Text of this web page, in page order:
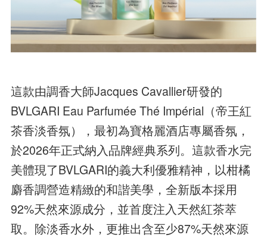
這款由調香大師Jacques Cavallier研發的
BVLGARI Eau Parfumée Thé Impérial（帝王紅
茶香淡香氛），最初為寶格麗酒店專屬香氛，
於2026年正式納入品牌經典系列。這款香水完
美體現了BVLGARI的義大利優雅精神，以柑橘
麝香調營造精緻的和諧美學，全新版本採用
92%天然來源成分，並首度注入天然紅茶萃
取。除淡香水外，更推出含至少87%天然來源